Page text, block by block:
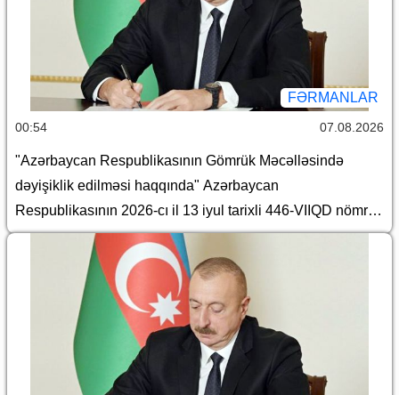
FƏRMANLAR
00:54 07.08.2026
"Azərbaycan Respublikasının Gömrük Məcəlləsində
dəyişiklik edilməsi haqqında" Azərbaycan
Respublikasının 2026-cı il 13 iyul tarixli 446-VIIQD nömrəli
Qanununun tətbiqi və bununla əlaqədar Azərbaycan
Respublikası Prezidentinin bəzi fərmanlarında və
Sərəncamında dəyişiklik edilməsi barədə